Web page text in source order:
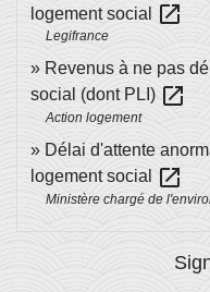
logement social
open_in_new
Legifrance
Revenus à ne pas
social (dont PLI) open_in_new
Action logement
Délai d'attente
logement social
open_in_new
Ministère chargé de